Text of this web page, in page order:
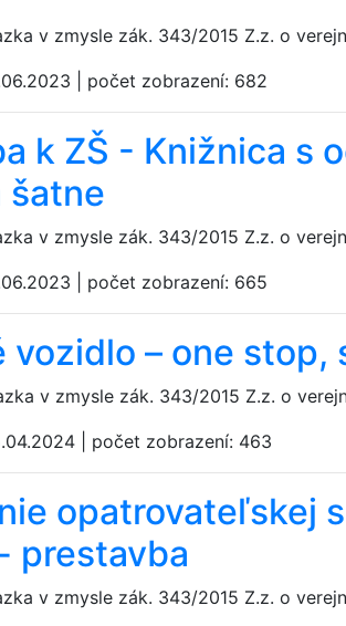
v zmysle zák. 343/2015 Z.z. o
počet zobrazení: 682
k ZŠ - Knižnica s
šatne
v zmysle zák. 343/2015 Z.z. o
počet zobrazení: 665
vozidlo – one stop,
v zmysle zák. 343/2015 Z.z. o
počet zobrazení: 463
opatrovateľskej
prestavba
v zmysle zák. 343/2015 Z.z. o